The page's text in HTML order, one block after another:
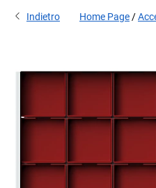
Indietro Home Page